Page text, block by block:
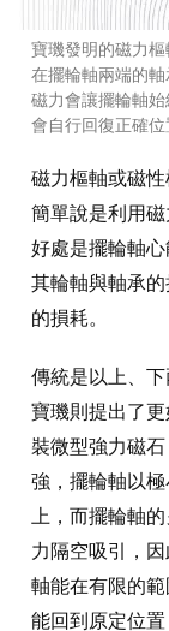
寶璣發明的磁力
在擺輪軸兩端的
磁力會讓擺輪軸
會自行回復正確位
磁力樞軸或磁性
簡單說是利用
好處是擺輪軸
其輪軸與軸承
的損耗。
傳統是以上、
寶璣則提出了
裝微型強力磁
強，擺輪軸以
上，而擺輪軸
力隔空吸引，
軸能在有限的
能回到原定位置